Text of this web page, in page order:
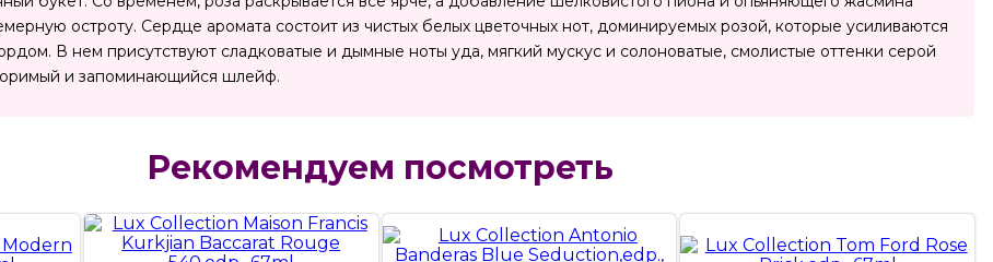
остроту. Сердце аромата состоит из чистых белых цветочных нот, доминируемых розой, которые усиливаются
В нем присутствуют сладковатые и дымные ноты уда, мягкий мускус и солоноватые, смолистые оттенки серой
и запоминающийся шлейф.
Рекомендуем посмотреть